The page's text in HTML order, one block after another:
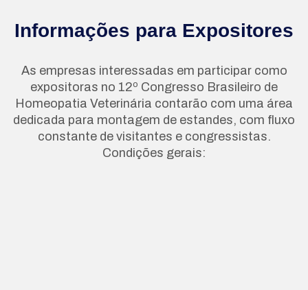
Informações para Expositores
As empresas interessadas em participar como
expositoras no 12º Congresso Brasileiro de
Homeopatia Veterinária contarão com uma área
dedicada para montagem de estandes, com fluxo
constante de visitantes e congressistas.
Condições gerais: